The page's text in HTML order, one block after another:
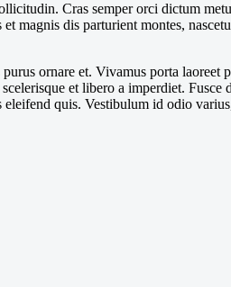
Cras semper orci dictum
magnis dis parturient montes,
ornare et. Vivamus porta
et libero a imperdiet.
quis. Vestibulum id odio